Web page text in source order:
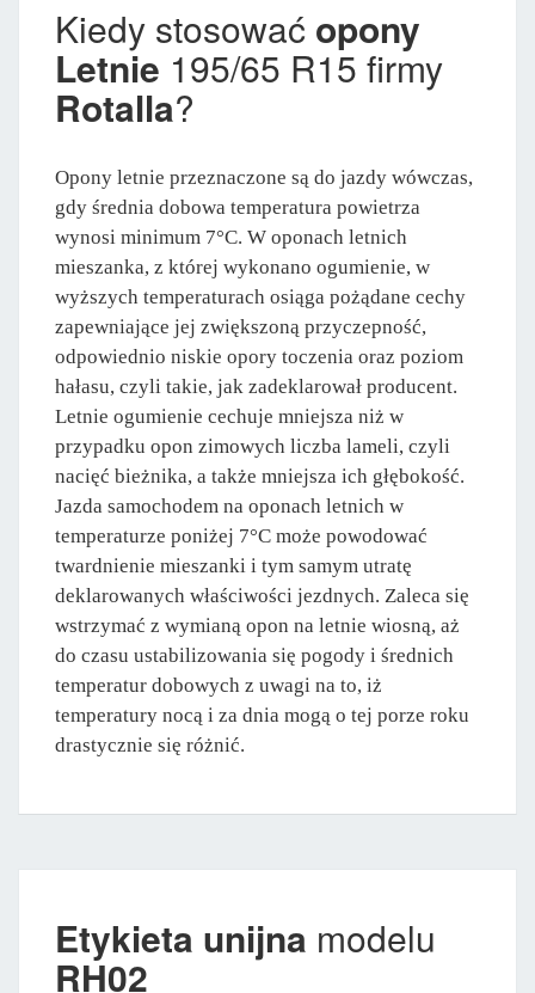
Kiedy stosować opony
Letnie 195/65 R15 firmy
Rotalla?
Opony letnie przeznaczone są do jazdy wówczas,
gdy średnia dobowa temperatura powietrza
wynosi minimum 7°C. W oponach letnich
mieszanka, z której wykonano ogumienie, w
wyższych temperaturach osiąga pożądane cechy
zapewniające jej zwiększoną przyczepność,
odpowiednio niskie opory toczenia oraz poziom
hałasu, czyli takie, jak zadeklarował producent.
Letnie ogumienie cechuje mniejsza niż w
przypadku opon zimowych liczba lameli, czyli
nacięć bieżnika, a także mniejsza ich głębokość.
Jazda samochodem na oponach letnich w
temperaturze poniżej 7°C może powodować
twardnienie mieszanki i tym samym utratę
deklarowanych właściwości jezdnych. Zaleca się
wstrzymać z wymianą opon na letnie wiosną, aż
do czasu ustabilizowania się pogody i średnich
temperatur dobowych z uwagi na to, iż
temperatury nocą i za dnia mogą o tej porze roku
drastycznie się różnić.
Etykieta unijna modelu
RH02